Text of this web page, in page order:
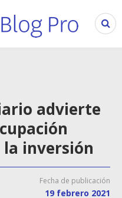
advierte
inversión
Fecha de publicación
19 febrero 2021